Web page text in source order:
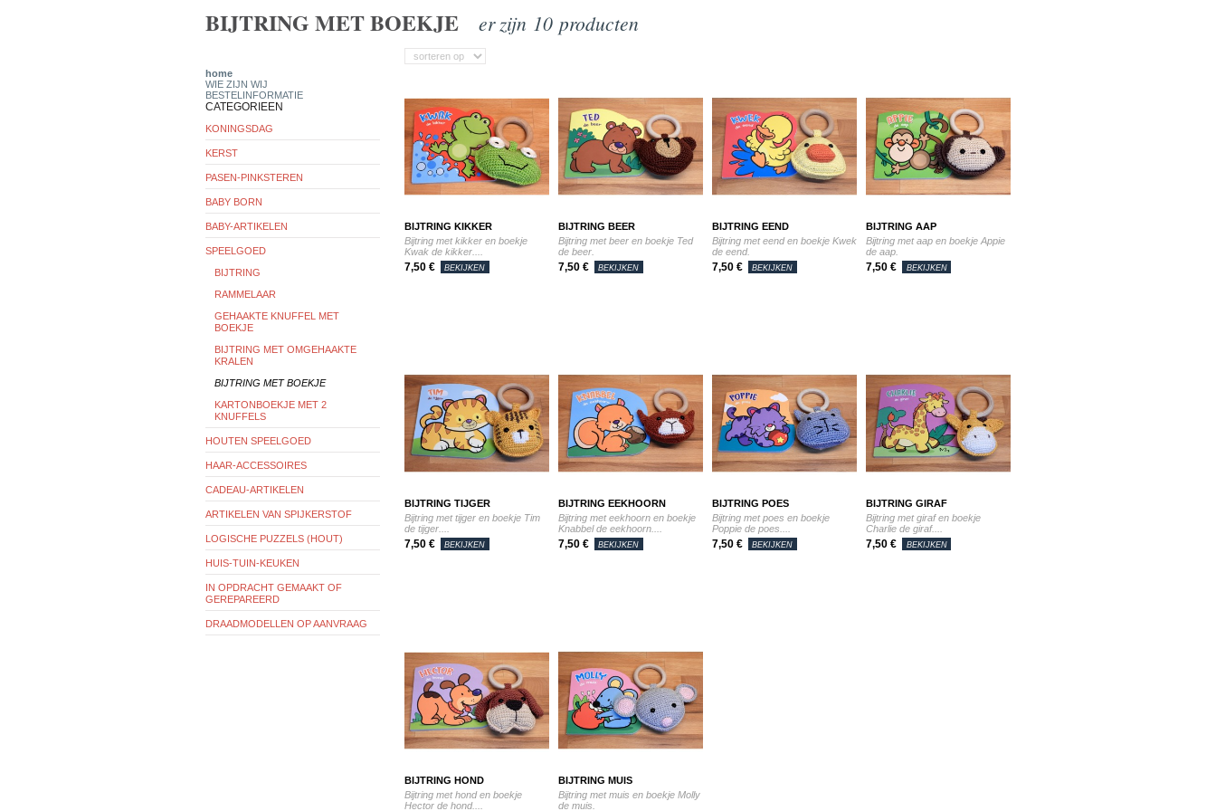
BIJTRING MET BOEKJE er zijn 10 producten
BIJTRING KIKKER
Bijtring met kikker en boekje
Kwak de kikker....
7,50 € BEKIJKEN
BIJTRING BEER
Bijtring met beer en boekje Ted
de beer.
7,50 € BEKIJKEN
BIJTRING EEND
Bijtring met eend en boekje Kwek
de eend.
7,50 € BEKIJKEN
BIJTRING AAP
Bijtring met aap en boekje Appie
de aap.
7,50 € BEKIJKEN
BIJTRING TIJGER
Bijtring met tijger en boekje Tim
de tijger....
7,50 € BEKIJKEN
BIJTRING EEKHOORN
Bijtring met eekhoorn en boekje
Knabbel de eekhoorn....
7,50 € BEKIJKEN
BIJTRING POES
Bijtring met poes en boekje
Poppie de poes....
7,50 € BEKIJKEN
BIJTRING GIRAF
Bijtring met giraf en boekje
Charlie de giraf....
7,50 € BEKIJKEN
BIJTRING HOND
Bijtring met hond en boekje
Hector de hond....
BIJTRING MUIS
Bijtring met muis en boekje Molly
de muis.
home
WIE ZIJN WIJ
BESTELINFORMATIE
CATEGORIEEN
KONINGSDAG
KERST
PASEN-PINKSTEREN
BABY BORN
BABY-ARTIKELEN
SPEELGOED
BIJTRING
RAMMELAAR
GEHAAKTE KNUFFEL MET
BOEKJE
BIJTRING MET OMGEHAAKTE
KRALEN
BIJTRING MET BOEKJE
KARTONBOEKJE MET 2
KNUFFELS
HOUTEN SPEELGOED
HAAR-ACCESSOIRES
CADEAU-ARTIKELEN
ARTIKELEN VAN SPIJKERSTOF
LOGISCHE PUZZELS (HOUT)
HUIS-TUIN-KEUKEN
IN OPDRACHT GEMAAKT OF
GEREPAREERD
DRAADMODELLEN OP AANVRAAG